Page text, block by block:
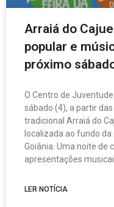
Arraiá do
popular e
próximo
O Centro de
sábado (4), a partir
tradicional Arraiá do
localizada ao fundo
Goiânia. Uma noite de
apresentações
LER NOTÍCIA